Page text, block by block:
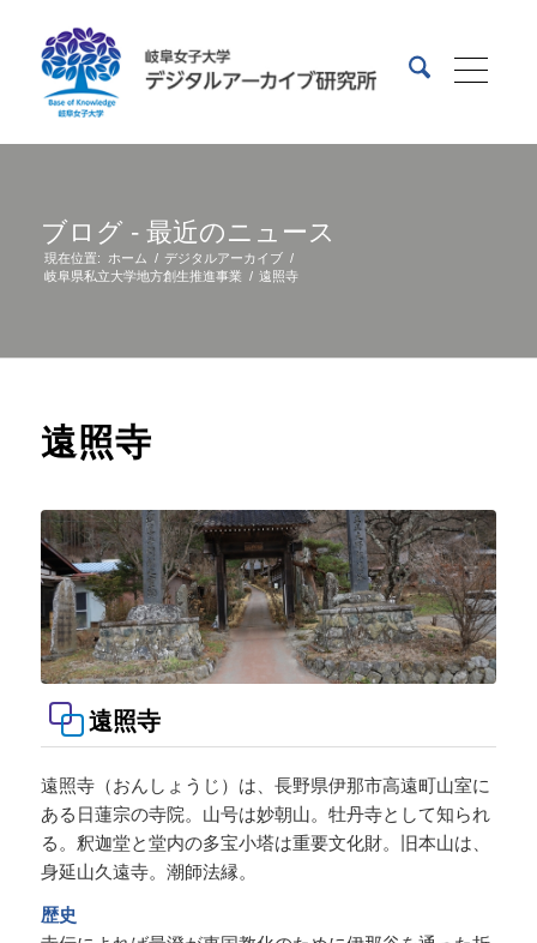
ブログ - 最近のニュース
現在位置: ホーム / デジタルアーカイブ /
岐阜県私立大学地方創生推進事業 / 遠照寺
遠照寺
遠照寺
遠照寺（おんしょうじ）は、長野県伊那市高遠町山室に
ある日蓮宗の寺院。山号は妙朝山。牡丹寺として知られ
る。釈迦堂と堂内の多宝小塔は重要文化財。旧本山は、
身延山久遠寺。潮師法縁。
歴史